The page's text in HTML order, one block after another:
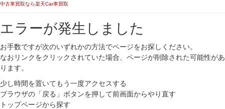
中古車買取なら楽天Car車買取
エラーが発生しました
お手数ですが次のいずれかの方法でページをお探しください。
なおリンクをクリックされていた場合、ページが削除された可能性があ
ります。
少し時間を置いてもう一度アクセスする
ブラウザの「戻る」ボタンを押して前画面からやり直す
トップページから探す